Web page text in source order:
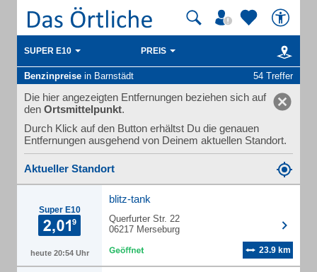
SUPER E10 PREIS
Benzinpreise in Barnstädt 54 Treffer
Die hier angezeigten Entfernungen beziehen sich auf
den Ortsmittelpunkt.
Durch Klick auf den Button erhältst Du die genauen
Entfernungen ausgehend von Deinem aktuellen Standort.
Aktueller Standort
Super E10
heute 20:54 Uhr
blitz-tank
Querfurter Str. 22
06217 Merseburg
23.9 km